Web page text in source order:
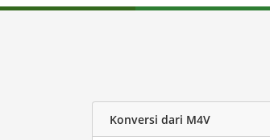
Konversi dari M4V